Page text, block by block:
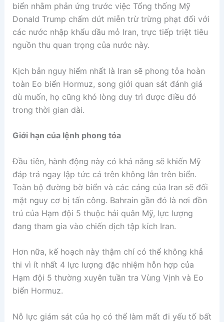
biển nhằm phản ứng trước việc Tổng thống Mỹ
Donald Trump chấm dứt miễn trừ trừng phạt đối với
các nước nhập khẩu dầu mỏ Iran, trực tiếp triệt tiêu
nguồn thu quan trọng của nước này.
Kịch bản nguy hiểm nhất là Iran sẽ phong tỏa hoàn
toàn Eo biển Hormuz, song giới quan sát đánh giá
dù muốn, họ cũng khó lòng duy trì được điều đó
trong thời gian dài.
Giới hạn của lệnh phong tỏa
Đầu tiên, hành động này có khả năng sẽ khiến Mỹ
đáp trả ngay lập tức cả trên không lẫn trên biển.
Toàn bộ đường bờ biển và các cảng của Iran sẽ đối
mặt nguy cơ bị tấn công. Bahrain gần đó là nơi đồn
trú của Hạm đội 5 thuộc hải quân Mỹ, lực lượng
đang tham gia vào chiến dịch tập kích Iran.
Hơn nữa, kế hoạch này thậm chí có thể không khả
thi vì ít nhất 4 lực lượng đặc nhiệm hỗn hợp của
Hạm đội 5 thường xuyên tuần tra Vùng Vịnh và Eo
biển Hormuz.
Nỗ lực giám sát của họ có thể làm mất đi yếu tố bất